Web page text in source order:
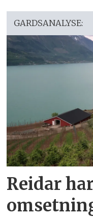
GARDSANALYSE:
Reidar